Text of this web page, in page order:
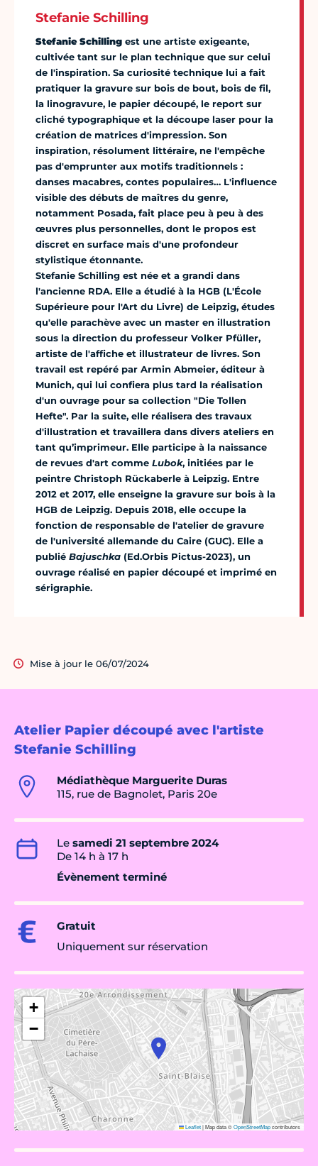
Atelier Papier découpé avec l'artiste
Stefanie Schilling
Médiathèque Marguerite Duras
115, rue de Bagnolet, Paris 20e
Le samedi 21 septembre 2024
De 14 h à 17 h
Évènement terminé
Gratuit
Uniquement sur réservation
+
−
Leaflet|Map data ©OpenStreetMapcontributors
Stefanie Schilling
Stefanie Schilling est une artiste exigeante,
cultivée tant sur le plan technique que sur celui
de l'inspiration. Sa curiosité technique lui a fait
pratiquer la gravure sur bois de bout, bois de fil,
la linogravure, le papier découpé, le report sur
cliché typographique et la découpe laser pour la
création de matrices d'impression. Son
inspiration, résolument littéraire, ne l'empêche
pas d'emprunter aux motifs traditionnels :
danses macabres, contes populaires… L'influence
visible des débuts de maîtres du genre,
notamment Posada, fait place peu à peu à des
œuvres plus personnelles, dont le propos est
discret en surface mais d'une profondeur
stylistique étonnante.
Stefanie Schilling est née et a grandi dans
l'ancienne RDA. Elle a étudié à la HGB (L'École
Supérieure pour l'Art du Livre) de Leipzig, études
qu'elle parachève avec un master en illustration
sous la direction du professeur Volker Pfüller,
artiste de l'affiche et illustrateur de livres. Son
travail est repéré par Armin Abmeier, éditeur à
Munich, qui lui confiera plus tard la réalisation
d'un ouvrage pour sa collection "Die Tollen
Hefte". Par la suite, elle réalisera des travaux
d'illustration et travaillera dans divers ateliers en
tant qu’imprimeur. Elle participe à la naissance
de revues d'art comme Lubok, initiées par le
peintre Christoph Rückaberle à Leipzig. Entre
2012 et 2017, elle enseigne la gravure sur bois à la
HGB de Leipzig. Depuis 2018, elle occupe la
fonction de responsable de l'atelier de gravure
de l'université allemande du Caire (GUC). Elle a
publié Bajuschka (Ed.Orbis Pictus-2023), un
ouvrage réalisé en papier découpé et imprimé en
sérigraphie.
Mise à jour le 06/07/2024